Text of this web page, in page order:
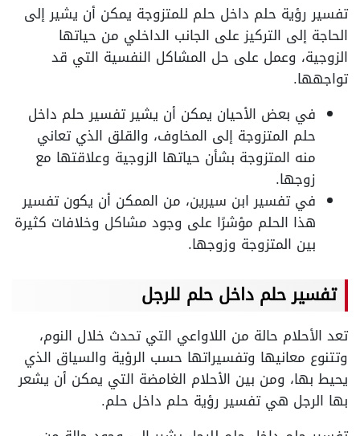
تفسير رؤية حلم داخل حلم للمتزوجة يمكن أن يشير إلى
الحاجة إلى التركيز على الجانب الداخلي من حياتها
الزوجية، وعمل على حل المشاكل النفسية التي قد
تواجهها.
في بعض الأحيان يمكن أن يشير تفسير حلم داخل
حلم المتزوجة إلى المخاوف، والقلق الذي تعاني
منه المتزوجة بشأن حياتها الزوجية وعلاقتها مع
زوجها.
في تفسير ابن سيرين، من الممكن أن يكون تفسير
هذا الحلم مؤشرًا على وجود مشاكل وخلافات كثيرة
بين المتزوجة وزوجها.
تفسير حلم داخل حلم للرجل
تعد الأحلام حالة من اللاواعي التي تحدث خلال النوم،
وتتنوع معانيها وتفسيراتها حسب الرؤية والسياق الذي
يحيط بها، ومن بين الأحلام الغامضة التي يمكن أن يشعر
بها الرجل هي تفسير رؤية حلم داخل حلم.